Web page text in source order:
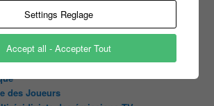
Les Paroles
veut prendre sa place
des Joueurs
Settings Reglage
Accept all - Accepter Tout